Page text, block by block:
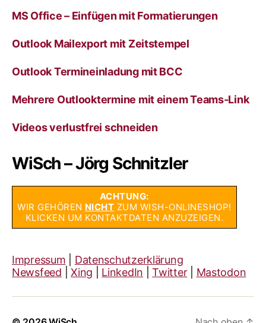
MS Office – Einfügen mit Formatierungen
Outlook Mailexport mit Zeitstempel
Outlook Termineinladung mit BCC
Mehrere Outlooktermine mit einem Teams-Link
Videos verlustfrei schneiden
WiSch – Jörg Schnitzler
ACHTUNG:
WIR GEHÖREN NICHT ZUM WISH-ONLINESHOP!
KLICKEN UM KONTAKTDATEN ANZUZEIGEN.
Impressum
Datenschutzerklärung
Newsfeed |Xing LinkedIn |Twitter Mastodon